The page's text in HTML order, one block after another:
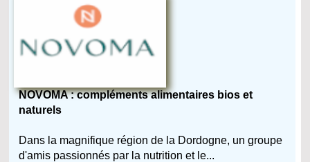
NOVOMA : compléments alimentaires bios et
naturels
Dans la magnifique région de la Dordogne, un groupe
d'amis passionnés par la nutrition et le...